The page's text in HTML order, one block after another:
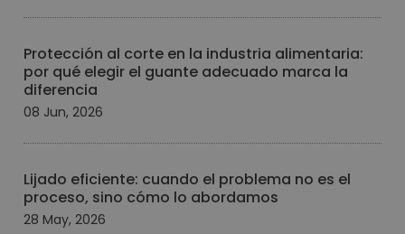
Protección al corte en la industria alimentaria:
por qué elegir el guante adecuado marca la
diferencia
08 Jun, 2026
Lijado eficiente: cuando el problema no es el
proceso, sino cómo lo abordamos
28 May, 2026